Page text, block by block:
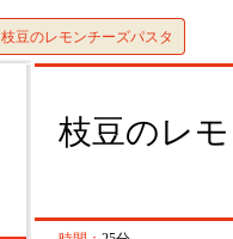
枝豆のレモンチーズパスタ
枝豆のレ